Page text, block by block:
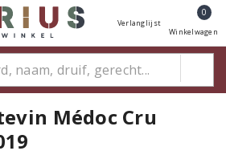
Verlanglijst
0
Winkelwagen
Médoc Cru